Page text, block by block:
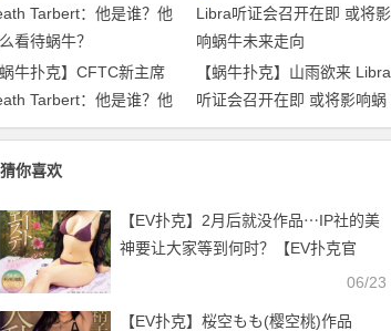
蜗牛扑克】CFTC新主席
Tarbert：他是谁？他
看待蜗牛？
【蜗牛扑克】山雨欲来 Libra
听证会召开在即 或将影响蜗
牛未来走向
猜你喜欢
【EV扑克】2月后就没作品⋯IP社的美
神要让大家等到何时？【EV扑克官
06/23
【EV扑克】桜空もも(樱空桃)作品